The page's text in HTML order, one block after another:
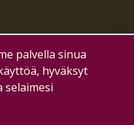
palvella sinua
hyväksyt
selaimesi